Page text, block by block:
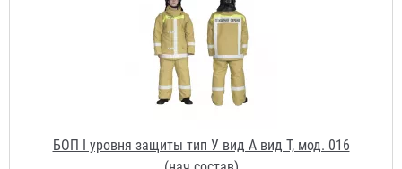
БОП I уровня защиты тип У вид А вид Т, мод. 016
(нач.состав)
Договорная